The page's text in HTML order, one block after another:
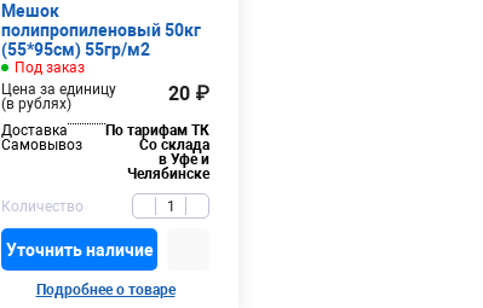
Мешок
полипропиленовый 50кг
(55*95см) 55гр/м2
Под заказ
Цена за единицу
(в рублях)
20 ₽
Доставка
По тарифам ТК
Самовывоз
Со склада
в Уфе и
Челябинске
Количество
Уточнить наличие
Подробнее о товаре